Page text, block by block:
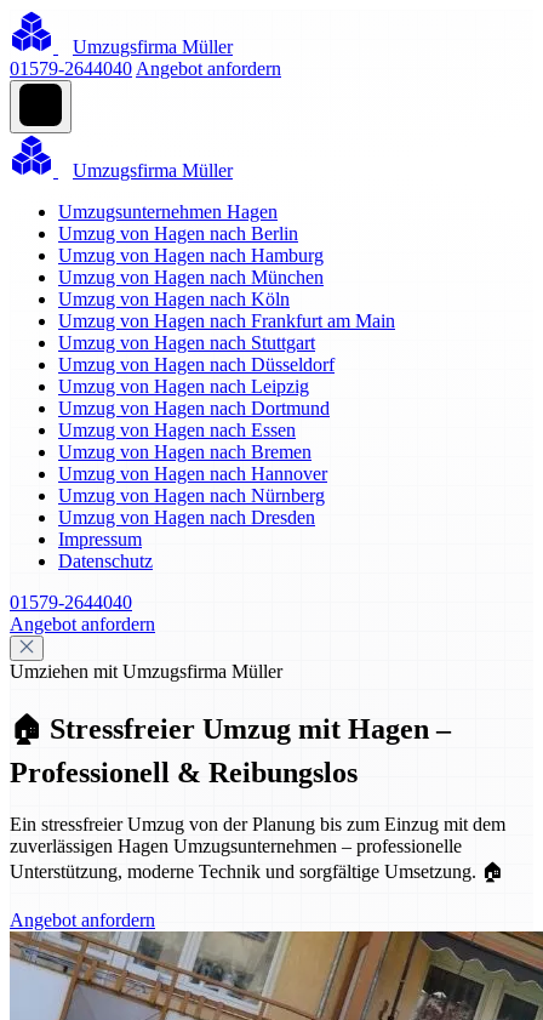
Umzugsfirma Müller
01579-2644040 Angebot anfordern
Umzugsfirma Müller
Umzugsunternehmen Hagen
Umzug von Hagen nach Berlin
Umzug von Hagen nach Hamburg
Umzug von Hagen nach München
Umzug von Hagen nach Köln
Umzug von Hagen nach Frankfurt am Main
Umzug von Hagen nach Stuttgart
Umzug von Hagen nach Düsseldorf
Umzug von Hagen nach Leipzig
Umzug von Hagen nach Dortmund
Umzug von Hagen nach Essen
Umzug von Hagen nach Bremen
Umzug von Hagen nach Hannover
Umzug von Hagen nach Nürnberg
Umzug von Hagen nach Dresden
Impressum
Datenschutz
01579-2644040
Angebot anfordern
Umziehen mit Umzugsfirma Müller
🏠 Stressfreier Umzug mit Hagen –
Professionell & Reibungslos
Ein stressfreier Umzug von der Planung bis zum Einzug mit dem
zuverlässigen Hagen Umzugsunternehmen – professionelle
Unterstützung, moderne Technik und sorgfältige Umsetzung. 🏠
Angebot anfordern